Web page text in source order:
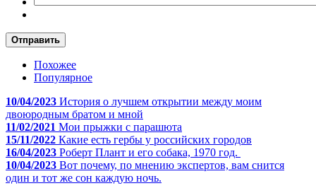
Отправить
Похожее
Популярное
10/04/2023 История о лучшем открытии между моим
двоюродным братом и мной
11/02/2021 Мои прыжки с парашюта
15/11/2022 Какие есть гербы у российских городов
16/04/2023 Роберт Плант и его собака, 1970 год.
10/04/2023 Вот почему, по мнению экспертов, вам снится
один и тот же сон каждую ночь.